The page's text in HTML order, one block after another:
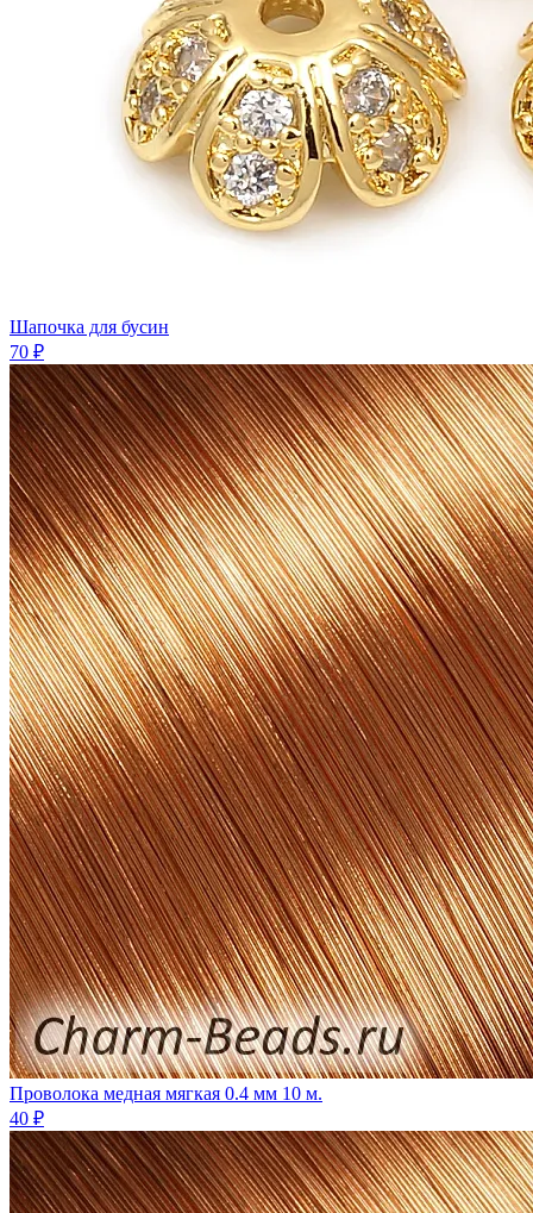
Шaпочка для бусин
70 ₽
Проволока медная мягкая 0.4 мм 10 м.
40 ₽